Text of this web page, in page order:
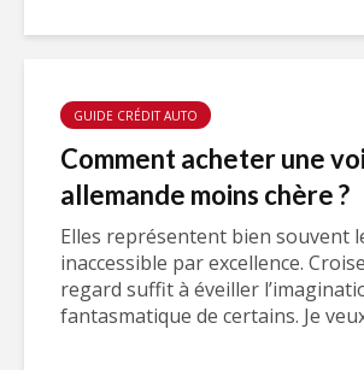
GUIDE CRÉDIT AUTO
Comment acheter une
allemande moins chère ?
Elles représentent bien souvent
inaccessible par excellence.
regard suffit à éveiller
fantasmatique de certains. Je